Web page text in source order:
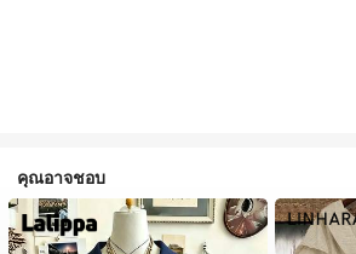
คุณอาจชอบ